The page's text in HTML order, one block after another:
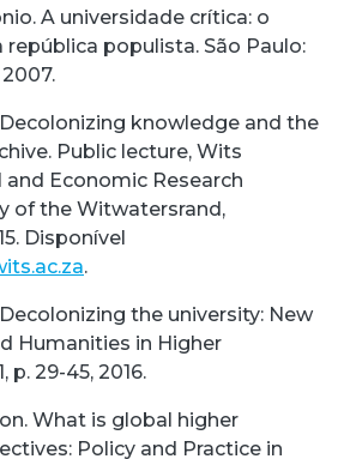
A universidade crítica: o
república populista. São Paulo:
Decolonizing knowledge and the
Public lecture, Wits
Economic Research
of the Witwatersrand,
Disponível
.
the university: New
Humanities in Higher
p. 29-45, 2016.
What is global higher
Policy and Practice in